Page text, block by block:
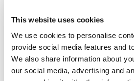
This website uses cookies
We use cookies to personalise
provide social media features and
We also share information about
our social media, advertising and
Prof. Dr. Thomas Beyerle
besonderen Chancen von
Quartieren für Stadt und
Indikator des